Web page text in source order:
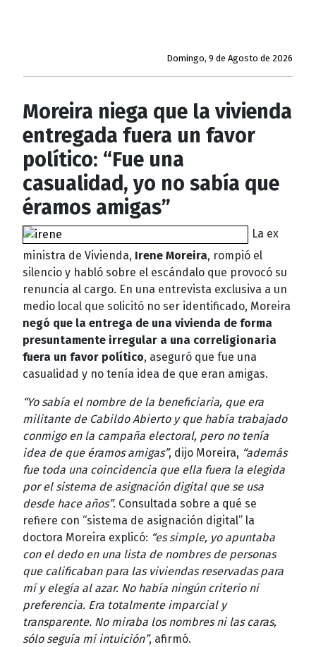
Domingo, 9 de Agosto de 2026
Moreira niega que la vivienda
entregada fuera un favor
político: “Fue una
casualidad, yo no sabía que
éramos amigas”
La ex
ministra de Vivienda, Irene Moreira, rompió el
silencio y habló sobre el escándalo que provocó su
renuncia al cargo. En una entrevista exclusiva a un
medio local que solicitó no ser identificado, Moreira
negó que la entrega de una vivienda de forma
presuntamente irregular a una correligionaria
fuera un favor político, aseguró que fue una
casualidad y no tenía idea de que eran amigas.
“Yo sabía el nombre de la beneficiaria, que era
militante de Cabildo Abierto y que había trabajado
conmigo en la campaña electoral, pero no tenía
idea de que éramos amigas”, dijo Moreira, “además
fue toda una coincidencia que ella fuera la elegida
por el sistema de asignación digital que se usa
desde hace años”. Consultada sobre a qué se
refiere con “sistema de asignación digital” la
doctora Moreira explicó: “es simple, yo apuntaba
con el dedo en una lista de nombres de personas
que calificaban para las viviendas reservadas para
mí y elegía al azar. No había ningún criterio ni
preferencia. Era totalmente imparcial y
transparente. No miraba los nombres ni las caras,
sólo seguía mi intuición”, afirmó.